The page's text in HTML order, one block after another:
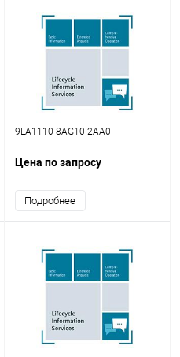
9LA1110-8AG10-2AA0
Цена по запросу
Подробнее